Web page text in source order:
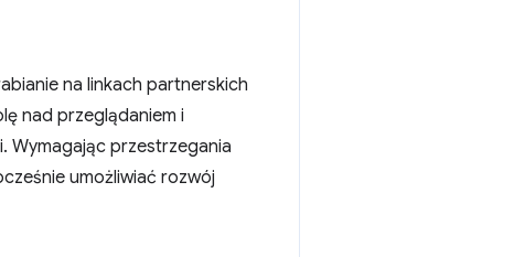
na linkach partnerskich
nad przeglądaniem i
Wymagając przestrzegania
umożliwiać rozwój